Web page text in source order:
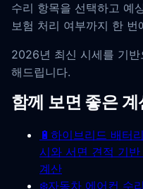
수리 항목을 선택하고 예
보험 처리 여부까지 한 번
2026년 최신 시세를 기반
해드립니다.
함께 보면 좋은 계
🔋 하이브리드 배터
시와 서면 견적 기
계산
❄️자동차 에어컨 수